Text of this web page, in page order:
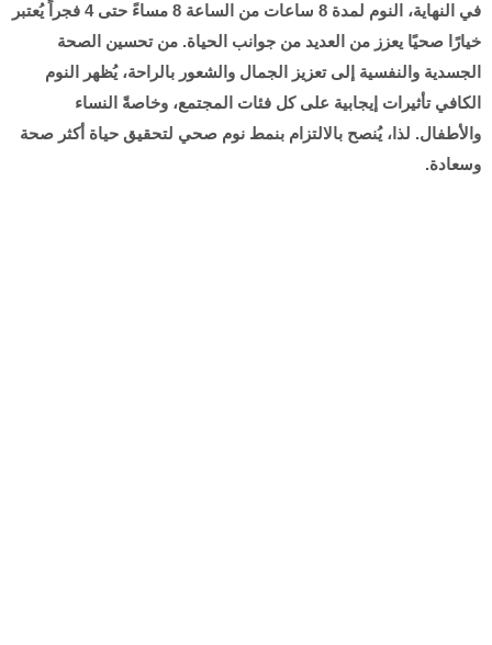
في النهاية، النوم لمدة 8 ساعات من الساعة 8 مساءً حتى 4 فجراً يُعتبر
خيارًا صحيًا يعزز من العديد من جوانب الحياة. من تحسين الصحة
الجسدية والنفسية إلى تعزيز الجمال والشعور بالراحة، يُظهر النوم
الكافي تأثيرات إيجابية على كل فئات المجتمع، وخاصةً النساء
والأطفال. لذا، يُنصح بالالتزام بنمط نوم صحي لتحقيق حياة أكثر صحة
وسعادة.